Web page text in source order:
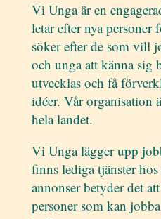
Vi Unga är en
letar efter nya
söker efter de som vill
och unga att känna sig
utvecklas och få
idéer. Vår organisation
hela landet.
Vi Unga lägger upp
finns lediga tjänster
annonser betyder det
personer som kan